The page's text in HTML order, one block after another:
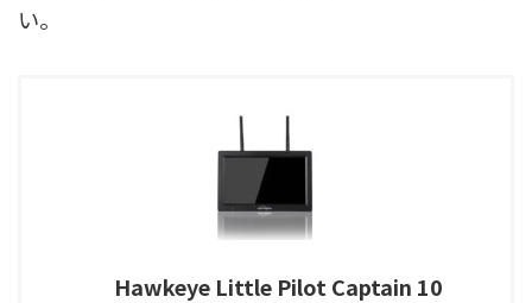
い。
Hawkeye Little Pilot Captain 10